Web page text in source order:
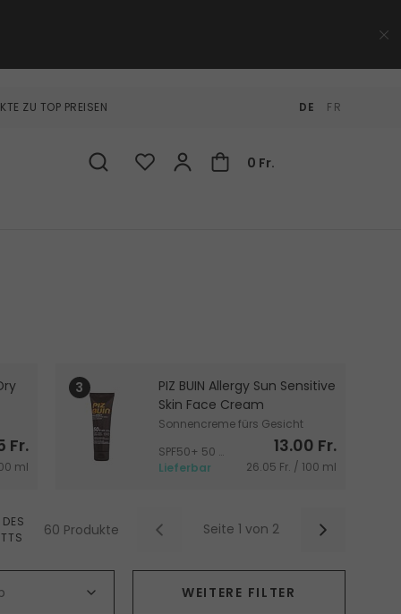
ZU TOP PREISEN DE FR
0 Fr.
Fr.
ml
PIZ BUIN Allergy Sun Sensitive
Skin Face Cream
Sonnencreme fürs Gesicht
SPF50+ 50 ml
Lieferbar
13.00 Fr.
26.05 Fr. / 100 ml
60 Produkte Seite 1 von 2
Nach Hautproblem
WEITERE FILTER